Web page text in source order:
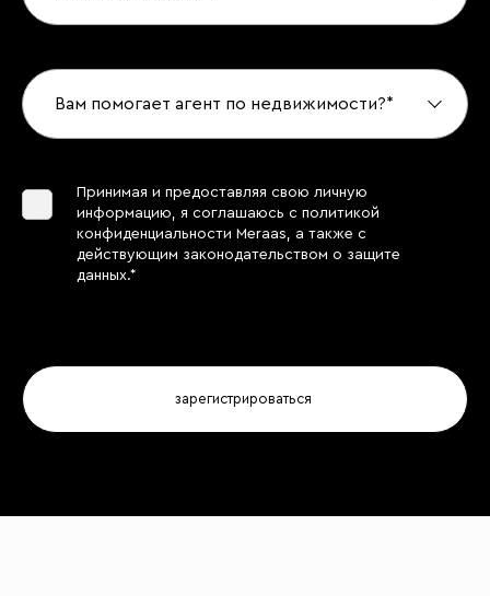
Вам помогает агент по недвижимости?*
Принимая и предоставляя свою личную
информацию, я соглашаюсь с политикой
конфиденциальности Meraas, а также с
действующим законодательством о защите
данных.*